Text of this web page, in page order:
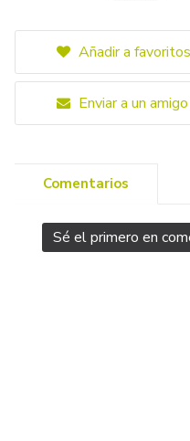
Añadir a favoritos
Enviar a un amigo
Comentarios
Sé el primero en